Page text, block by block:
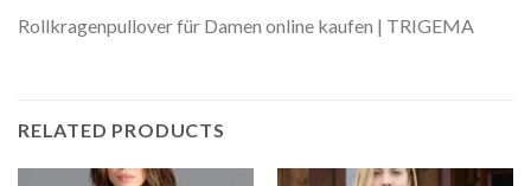
Rollkragenpullover für Damen online kaufen | TRIGEMA
RELATED PRODUCTS